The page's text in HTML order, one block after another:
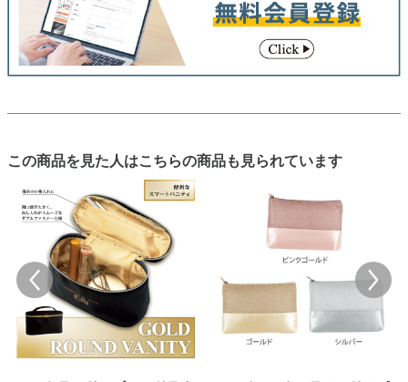
この商品を見た人はこちらの商品も見られています